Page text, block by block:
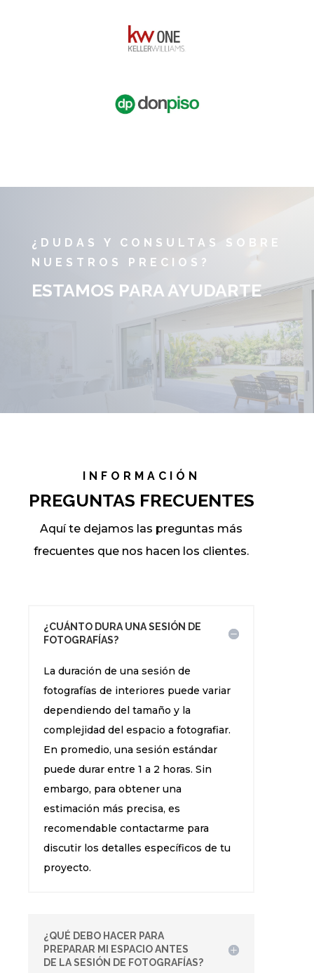
¿DUDAS Y CONSULTAS SOBRE
NUESTROS PRECIOS?
ESTAMOS PARA AYUDARTE
INFORMACIÓN
PREGUNTAS FRECUENTES
Aquí te dejamos las preguntas más
frecuentes que nos hacen los clientes.
¿CUÁNTO DURA UNA SESIÓN DE
FOTOGRAFÍAS?
La duración de una sesión de
fotografías de interiores puede variar
dependiendo del tamaño y la
complejidad del espacio a fotografiar.
En promedio, una sesión estándar
puede durar entre 1 a 2 horas. Sin
embargo, para obtener una
estimación más precisa, es
recomendable contactarme para
discutir los detalles específicos de tu
proyecto.
¿QUÉ DEBO HACER PARA
PREPARAR MI ESPACIO ANTES
DE LA SESIÓN DE FOTOGRAFÍAS?